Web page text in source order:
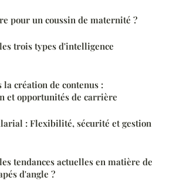
pour un coussin de maternité ?
trois types d'intelligence
la création de contenus :
et opportunités de carrière
: Flexibilité, sécurité et gestion
tendances actuelles en matière de
d'angle ?